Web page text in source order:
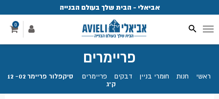
אביאלי - הבית שלך בעולם הבנייה
0
פריימרים
ראשי חנות חומרי בניין דבקים פריימרים
סיקפלור פריימר 02- 12
ק"ג